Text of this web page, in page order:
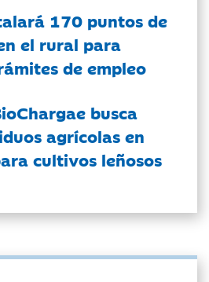
170 puntos de
el rural para
de empleo
busca
agrícolas en
cultivos leñosos